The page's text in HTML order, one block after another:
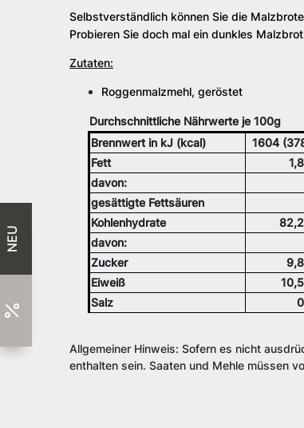
Selbstverständlich können Sie die
Probieren Sie doch mal ein dunkles
Zutaten:
Roggenmalzmehl, geröstet
Durchschnittliche Nährwerte je 100g
Brennwert in kJ (kcal)
1604
Fett
davon:
gesättigte Fettsäuren
Kohlenhydrate
davon:
Zucker
Eiweiß
Salz
Allgemeiner Hinweis: Sofern es nicht
enthalten sein. Saaten und Mehle müssen
NEU